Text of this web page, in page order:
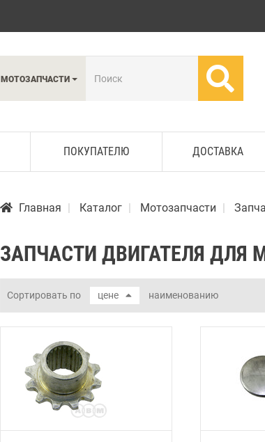
МОТОЗАПЧАСТИ
ПОКУПАТЕЛЮ ДОСТАВКА
Главная Каталог Мотозапчасти
ЗАПЧАСТИ ДВИГАТЕЛЯ ДЛЯ
Сортировать по цене наименованию